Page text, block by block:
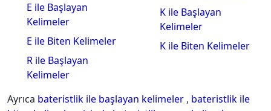
E ile Başlayan
Kelimeler
E ile Biten Kelimeler
R ile Başlayan
Kelimeler
K ile Başlayan
Kelimeler
K ile Biten Kelimeler
Ayrıca bateristlik ile başlayan kelimeler , bateristlik ile